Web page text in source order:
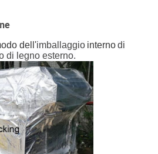
dell'imballaggio internodi
di legno esterno.